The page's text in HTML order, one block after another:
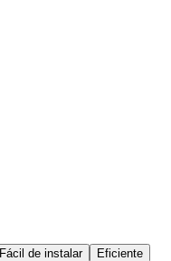
Fácil de instalar Eficiente